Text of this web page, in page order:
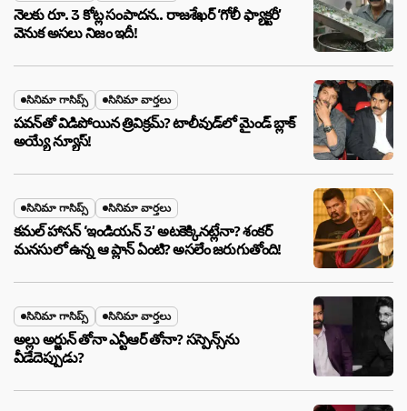
నెలకు రూ. 3 కోట్ల సంపాదన.. రాజశేఖర్ ‘గోలీ ఫ్యాక్టరీ’
వెనుక అసలు నిజం ఇదీ!
సినిమా గాసిప్స్ సినిమా వార్తలు
పవన్‌తో విడిపోయిన త్రివిక్రమ్? టాలీవుడ్‌లో మైండ్ బ్లాక్
అయ్యే న్యూస్!
సినిమా గాసిప్స్ సినిమా వార్తలు
కమల్ హాసన్ ‘ఇండియన్ 3’ అటకెక్కినట్లేనా? శంకర్
మనసులో ఉన్న ఆ ప్లాన్ ఏంటి? అసలేం జరుగుతోంది!
సినిమా గాసిప్స్ సినిమా వార్తలు
అల్లు అర్జున్ తోనా ఎన్టీఆర్ తోనా? సస్పెన్స్‌ను
వీడేదెప్పుడు?